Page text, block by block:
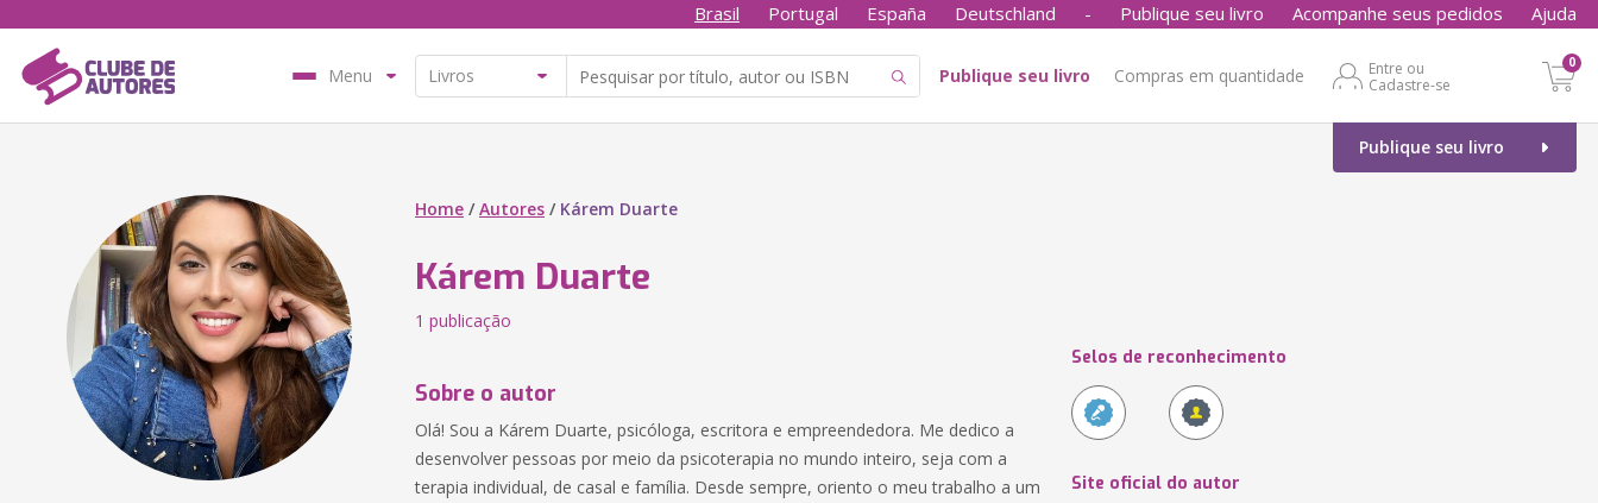
Brasil Portugal España Deutschland - Publique seu livro Acompanhe seus pedidos Ajuda
Menu Publique seu livro Compras em quantidade
Entre ou
Cadastre-se
0
Publique seu livro
Home /Autores / Kárem Duarte
Kárem Duarte
1 publicação
Sobre o autor
Olá! Sou a Kárem Duarte, psicóloga, escritora e empreendedora. Me dedico a
desenvolver pessoas por meio da psicoterapia no mundo inteiro, seja com a
terapia individual, de casal e família. Desde sempre, oriento o meu trabalho a um
Selos de reconhecimento
Site oficial do autor